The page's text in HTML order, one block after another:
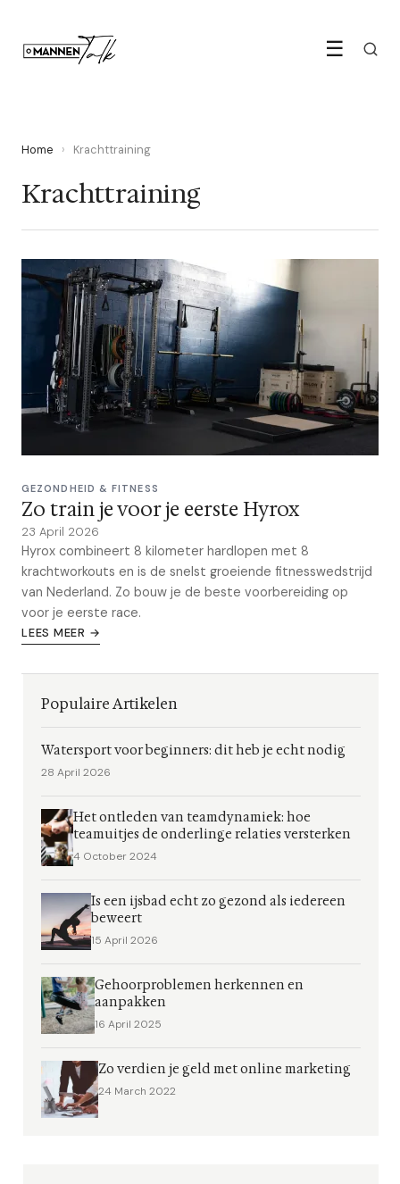
☰
Home › Krachttraining
Krachttraining
GEZONDHEID & FITNESS
Zo train je voor je eerste Hyrox
23 April 2026
Hyrox combineert 8 kilometer hardlopen met 8
krachtworkouts en is de snelst groeiende fitnesswedstrijd
van Nederland. Zo bouw je de beste voorbereiding op
voor je eerste race.
LEES MEER →
Populaire Artikelen
Watersport voor beginners: dit heb je echt nodig
28 April 2026
Het ontleden van teamdynamiek: hoe
teamuitjes de onderlinge relaties versterken
4 October 2024
Is een ijsbad echt zo gezond als iedereen
beweert
15 April 2026
Gehoorproblemen herkennen en
aanpakken
16 April 2025
Zo verdien je geld met online marketing
24 March 2022